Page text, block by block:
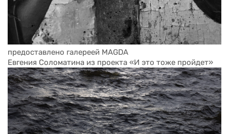
предоставлено галереей MAGDA
Евгения Соломатина из проекта «И это тоже пройдет»